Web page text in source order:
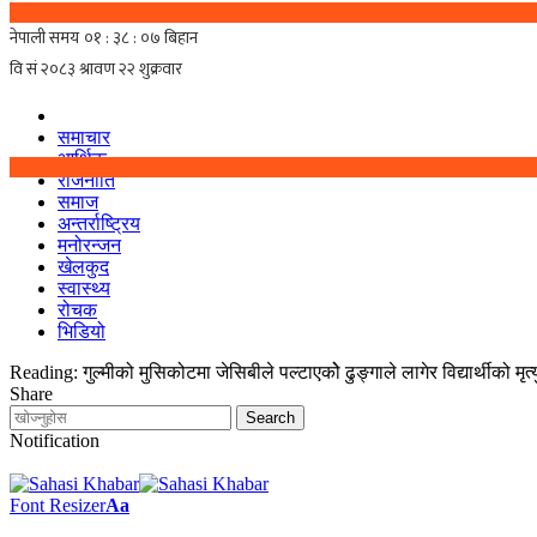
समाचार
आर्थिक
राजनीति
समाज
अन्तर्राष्ट्रिय
मनोरन्जन
खेलकुद
स्वास्थ्य
रोचक
भिडियो
Reading: गुल्मीको मुसिकोटमा जेसिबीले पल्टाएकोे ढुङ्गाले लागेर विद्यार्थीको
Share
Notification
Font ResizerAa